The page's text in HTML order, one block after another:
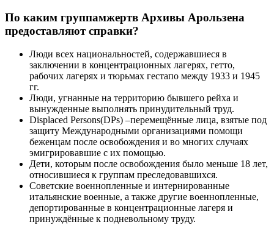
По каким группамжертв Архивы Арользена
предоставляют справки?
Люди всех национальностей, содержавшиеся в
заключении в концентрационных лагерях, гетто,
рабочих лагерях и тюрьмах гестапо между 1933 и 1945
гг.
Люди, угнанные на территорию бывшего рейха и
вынужденные выполнять принудительный труд.
Displaced Persons(DPs) –перемещённые лица, взятые под
защиту Международными организациями помощи
беженцам после освобождения и во многих случаях
эмигрировавшие с их помощью.
Дети, которым после освобождения было меньше 18 лет,
относившиеся к группам преследовавшихся.
Советские военнопленные и интернированные
итальянские военные, а также другие военнопленные,
депортированные в концентрационные лагеря и
принуждённые к подневольному труду.